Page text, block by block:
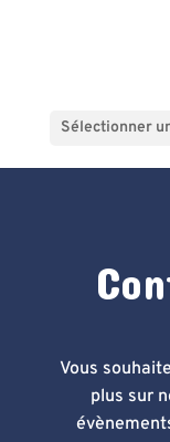
Sélectionner
Vous
plus sur